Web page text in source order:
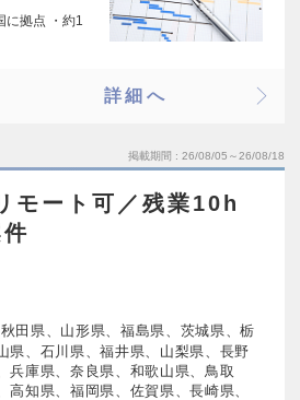
に拠点 ・約1
詳細へ
掲載期間 26/08/05～26/08/18
モート可／残業10h
田県、山形県、福島県、茨城県、栃
県、石川県、福井県、山梨県、長野
兵庫県、奈良県、和歌山県、鳥取
知県、福岡県、佐賀県、長崎県、